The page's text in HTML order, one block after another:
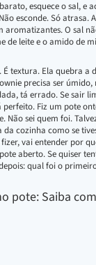
esquece o sal, e
esconde. Só atrasa.
aromatizantes. O sal
de leite e o amido de
É textura. Ela quebra
precisa ser
tá errado. Se sair
Fiz um pote
Não sei quem foi.
cozinha como se
fizer, vai entender por
aberto. Se quiser
qual foi o
pote: Saiba